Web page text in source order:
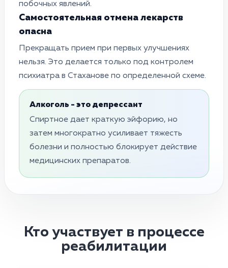
побочных явлений.
Самостоятельная отмена лекарств
опасна
Прекращать прием при первых улучшениях
нельзя. Это делается только под контролем
психиатра в Стаханове по определенной схеме.
Алкоголь - это депрессант
Спиртное дает краткую эйфорию, но
затем многократно усиливает тяжесть
болезни и полностью блокирует действие
медицинских препаратов.
Кто участвует в процессе
реабилитации